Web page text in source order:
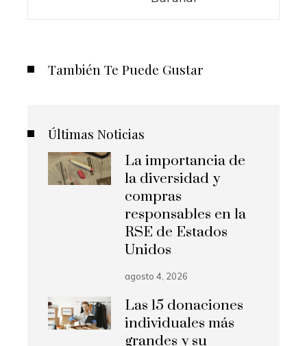
También Te Puede Gustar
Últimas Noticias
La importancia de
la diversidad y
compras
responsables en la
RSE de Estados
Unidos
agosto 4, 2026
Las 15 donaciones
individuales más
grandes y su